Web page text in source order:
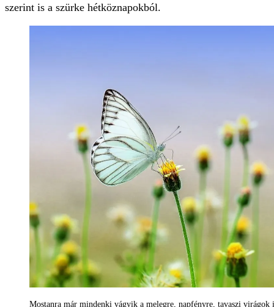
szerint is a szürke hétköznapokból.
Mostanra már mindenki vágyik a melegre, napfényre, tavaszi virágok